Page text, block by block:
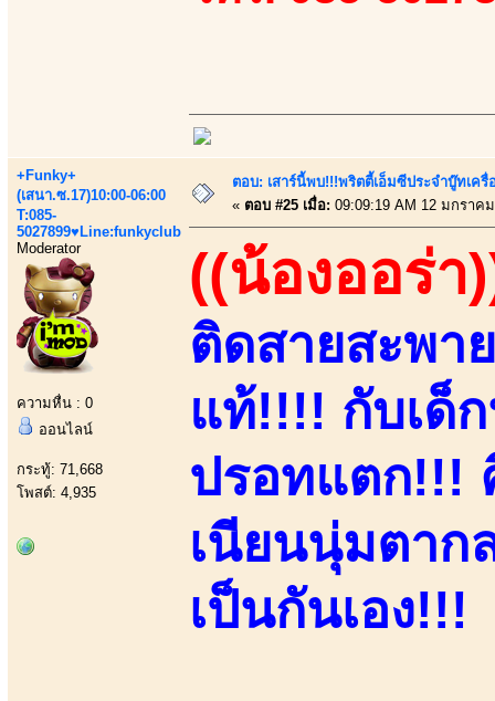
+Funky+
(เสนา.ซ.17)10:00-06:00
T:085-
5027899♥Line:funkyclub
Moderator
ความหื่น : 0
ออนไลน์
กระทู้: 71,668
โพสต์: 4,935
ตอบ: เสาร์นี้พบ!!!พริตตี้เอ็มซีประจำบู๊ทเค
« ตอบ #25 เมื่อ: 09:09:19 AM 12 มกราค
((น้องออร่า
ติดสายสะพา
แท้!!!! กับเด็
ปรอทแตก!!!
เนียนนุ่มตาก
เป็นกันเอง!!!